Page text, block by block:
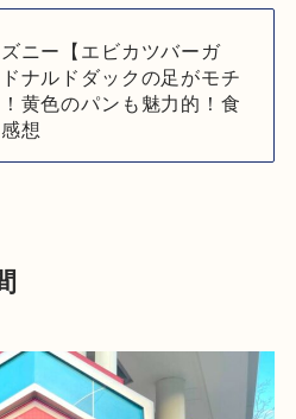
ニー【エビカツバーガ
ナルドダックの足がモチ
黄色のパンも魅力的！食
想